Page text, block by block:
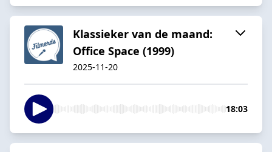
Klassieker van de maand:
Office Space (1999)
2025-11-20
18:03